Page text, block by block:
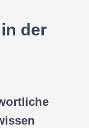
der